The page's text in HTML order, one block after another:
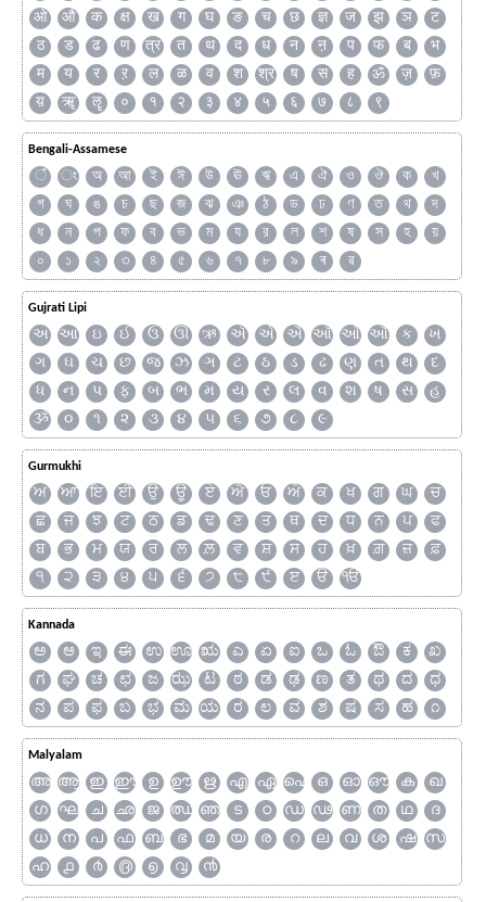
ओ
औ क क्ष ख ग घ ङ च छ ज्ञ ज झ ञ
ट
ठ
ड ढ ण त्र त थ द ध न ऩ प फ ब
भ
म
य र ऱ ल ळ व श श्र ष स ह ॐ ज़
फ़
य़
ॠ ॡ ० १ २ ३ ४ ५ ६ ७ ८ ९
Bengali-Assamese
ঁ ং অ আ ই ঈ উ ঊ ঋ এ ঐ ও ঔ ক
খ
গ
ঘ ঙ চ ছ জ ঝ ঞ ঠ ড ঢ ণ ত থ
দ
ধ
ন প ফ ব ভ ম য র ল শ ষ স হ
য়
০
১ ২ ৩ ৪ ৫ ৬ ৭ ৮ ৯ ৰ ৱ
Gujrati Lipi
અ આ ઇ ઈ ઉ ઊ ઋ ઍ એ ઐ ઑ ઓ ઔ ક
ખ
ગ
ઘ ચ છ જ ઝ ઞ ટ ઠ ડ ઢ ણ ત થ
દ
ધ
ન પ ફ બ ભ મ ય ર લ વ શ ષ સ
હ
ૐ
૦ ૧ ૨ ૩ ૪ ૫ ૬ ૭ ૮ ૯
Gurmukhi
ਅ ਆ ਇ ਈ ਉ ਊ ਏ ਐ ਓ ਔ ਕ ਖ ਗ ਘ
ਚ
ਛ
ਜ ਝ ਟ ਠ ਡ ਢ ਣ ਤ ਥ ਦ ਧ ਨ ਪ
ਫ
ਬ
ਭ ਮ ਯ ਰ ਲ ਲ਼ ਵ ਸ਼ ਸ ਹ ਖ਼ ਗ਼ ਜ਼
ਫ਼
੧
੨ ੩ ੪ ੫ ੬ ੭ ੮ ੯ ੲ ੳ ੴ
Kannada
ಅ ಆ ಇ ಈ ಉ ಊ ಋ ಎ ಏ ಐ ಒ ಓ ಔ ಕ
ಖ
ಗ
ಘ ಚ ಛ ಜ ಝ ಟ ಠ ಡ ಢ ಣ ತ ಥ ದ
ಧ
ನ
ಪ ಫ ಬ ಭ ಮ ಯ ರ ಲ ವ ಶ ಷ ಸ ಹ ೧
Malyalam
അ ആ ഇ ഈ ഉ ഊ ഋ എ ഏ ഐ ഒ ഓ ഔ ക
ഖ
ഗ
ഘ ച ഛ ജ ഝ ഞ ട ഠ ഡ ഢ ണ ത ഥ
ദ
ധ
ന പ ഫ ബ ഭ മ യ ര റ ല വ ശ ഷ
സ
ഹ
൧ ൪ ൫ ൭ ൮ ൯